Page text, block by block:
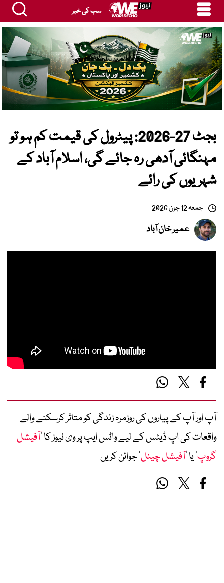
سب کی خبر
بجٹ 27-2026: پیٹرول کی قیمت کم ہو تو
مہنگائی آدھی رہ جائے گی، اسلام آباد کے
شہریوں کی رائے
جمعہ 12 جون 2026
عمیر خان آباد
آپ اور آپ کے پیاروں کی روزمرہ زندگی کو متاثر کرسکنے والے
واقعات کی اپ ڈیٹس کے لیے واٹس ایپ پر وی نیوز کا ’آفیشل
گروپ‘ یا ’آفیشل چینل‘ جوائن کریں